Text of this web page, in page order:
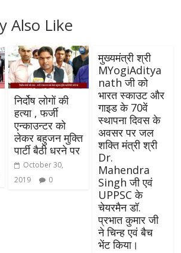
Also Like
निर्दोष लोगों की
हत्या , फर्जी
एन्काउन्टर को
लेकर बहुजन मुक्ति
पार्टी बैठी धरने पर
October 30,
2019
0
मुख्यमंत्री श्री
MYogiAditya
nath जी को
भारत स्काउट और
गाइड के 70वें
स्थापना दिवस के
अवसर पर जल
शक्ति मंत्री श्री
Dr.
Mahendra
Singh जी एवं
UPPSC के
चेयरमैन डॉ.
प्रभात कुमार जी
ने चिन्ह एवं बैच
भेंट किया।